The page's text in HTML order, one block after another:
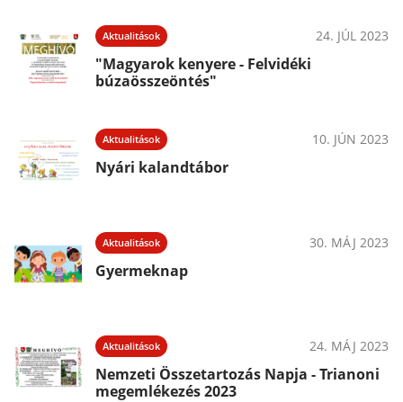
Aktualitások 24. JÚL 2023
"Magyarok kenyere - Felvidéki
búzaösszeöntés"
Aktualitások 10. JÚN 2023
Nyári kalandtábor
Aktualitások 30. MÁJ 2023
Gyermeknap
Aktualitások 24. MÁJ 2023
Nemzeti Összetartozás Napja - Trianoni
megemlékezés 2023